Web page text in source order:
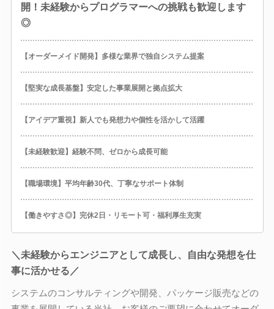
開！未経験からプログラマーへの挑戦も歓迎します
◎
【オーダーメイド開発】多様な業界で独自システム提案
【堅実な成長基盤】安定した事業展開と拠点拡大
【アイデア重視】新人でも発想力や個性を活かして活躍
【未経験歓迎】経験不問、ゼロから成長可能
【職場環境】平均年齢30代、丁寧なサポート体制
【働きやすさ◎】完休2日・リモート可・福利厚生充実
＼未経験からエンジニアとして成長し、自由な発想を仕
事に活かせる／
システムのコンサルティングや開発、パッケージ販売などの